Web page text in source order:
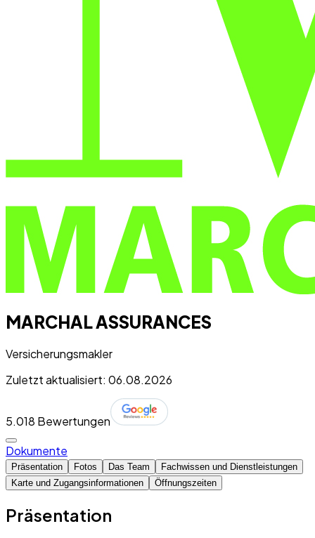
MARCHAL ASSURANCES
Versicherungsmakler
Zuletzt aktualisiert: 06.08.2026
5.018 Bewertungen
Dokumente
Präsentation Fotos Das Team
Fachwissen und Dienstleistungen
Karte und Zugangsinformationen
Öffnungszeiten
Präsentation